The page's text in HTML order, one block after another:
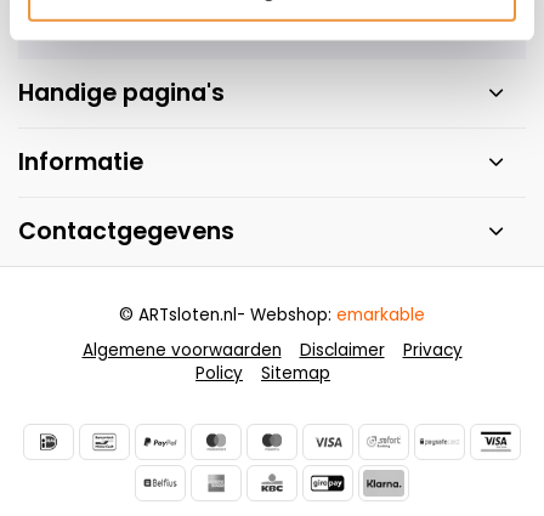
Handige pagina's
Informatie
Contactgegevens
Algemene voorwaarden Disclaimer
Privacy
Policy
Sitemap
© ARTsloten.nl- Webshop: emarkable